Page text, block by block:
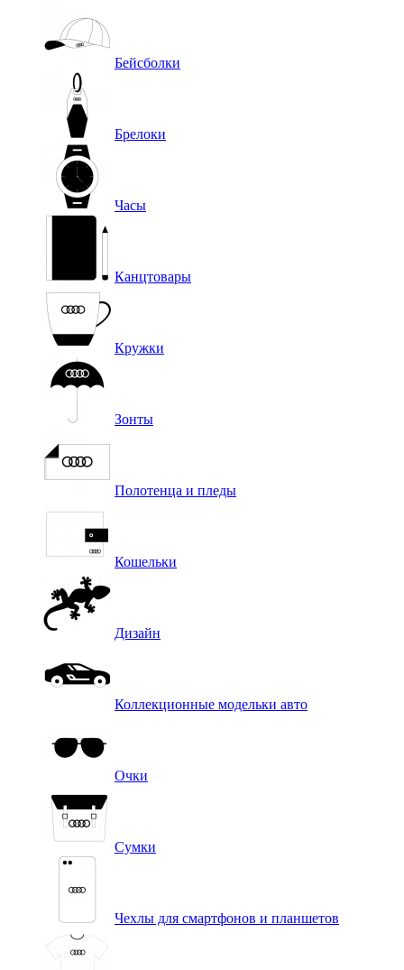
Бейсболки
Брелоки
Часы
Канцтовары
Кружки
Зонты
Полотенца и пледы
Кошельки
Дизайн
Коллекционные модельки авто
Очки
Сумки
Чехлы для смартфонов и планшетов